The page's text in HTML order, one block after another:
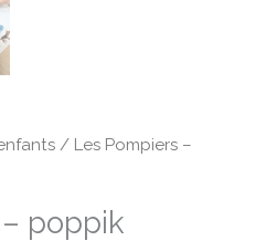
/ Les Pompiers –
poppik